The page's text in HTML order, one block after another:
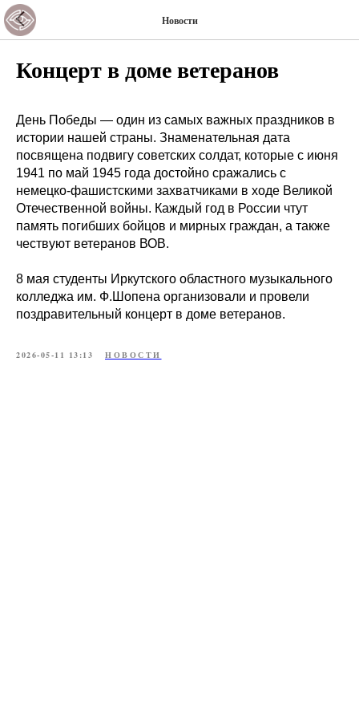
Новости
Концерт в доме ветеранов
День Победы — один из самых важных праздников в
истории нашей страны. Знаменательная дата
посвящена подвигу советских солдат, которые с июня
1941 по май 1945 года достойно сражались с
немецко-фашистскими захватчиками в ходе Великой
Отечественной войны. Каждый год в России чтут
память погибших бойцов и мирных граждан, а также
чествуют ветеранов ВОВ.
8 мая студенты Иркутского областного музыкального
колледжа им. Ф.Шопена организовали и провели
поздравительный концерт в доме ветеранов.
2026-05-11 13:13 НОВОСТИ